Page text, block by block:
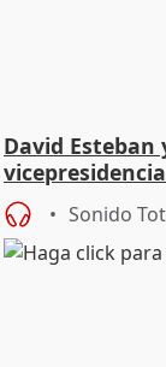
David Esteban
Sonido